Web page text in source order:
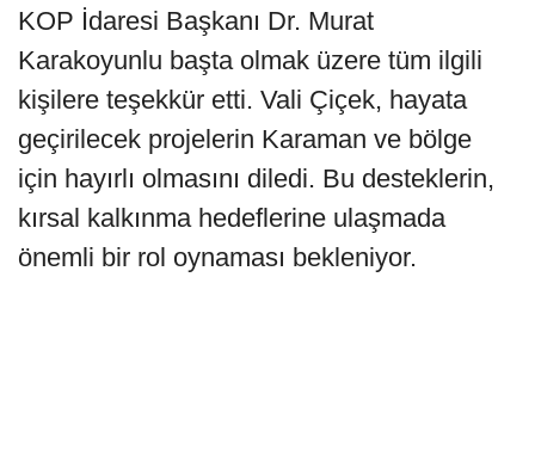
KOP İdaresi Başkanı Dr. Murat
Karakoyunlu başta olmak üzere tüm ilgili
kişilere teşekkür etti. Vali Çiçek, hayata
geçirilecek projelerin Karaman ve bölge
için hayırlı olmasını diledi. Bu desteklerin,
kırsal kalkınma hedeflerine ulaşmada
önemli bir rol oynaması bekleniyor.